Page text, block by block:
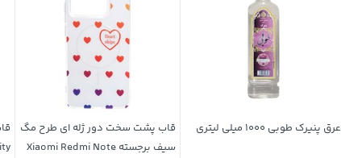
عرق پنیرک طوبی 1000 میلی لیتری
قاب پشت سخت دور ژله ای طرح مگ
سیف برجسته Xiaomi Redmi Note